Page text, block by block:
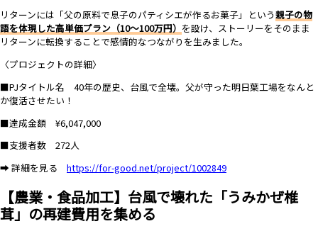
リターンには「父の原料で息子のパティシエが作るお菓子」という親子の物
語を体現した高単価プラン（10〜100万円） を設け、ストーリーをそのまま
リターンに転換することで感情的なつながりを生みました。
〈プロジェクトの詳細〉
■PJタイトル名 40年の歴史、台風で全壊。父が守った明日葉工場をなんと
か復活させたい！
■達成金額 ¥6,047,000
■支援者数 272人
➡ 詳細を見る https://for-good.net/project/1002849
【農業・食品加工】台風で壊れた「うみかぜ椎
茸」の再建費用を集める